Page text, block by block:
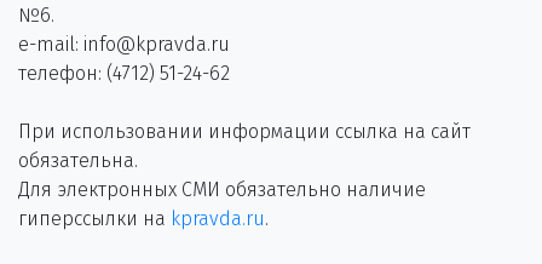
№6.
e-mail: info@kpravda.ru
телефон: (4712) 51-24-62
При использовании информации ссылка на сайт
обязательна.
Для электронных СМИ обязательно наличие
гиперссылки на kpravda.ru.